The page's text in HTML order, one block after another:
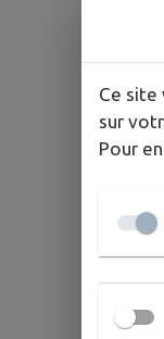
Ce site
sur
Pour